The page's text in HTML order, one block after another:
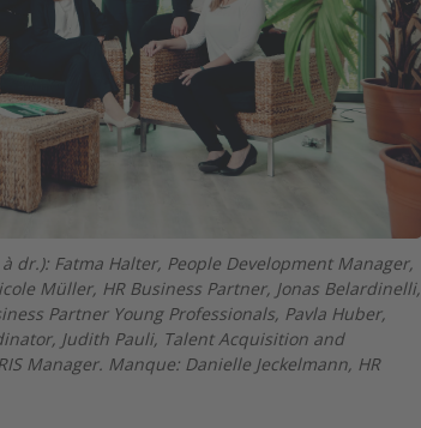
à dr.): Fatma Halter, People Development Manager,
Müller, HR Business Partner, Jonas Belardinelli,
Partner Young Professionals, Pavla Huber,
Judith Pauli, Talent Acquisition and
Manager. Manque: Danielle Jeckelmann, HR